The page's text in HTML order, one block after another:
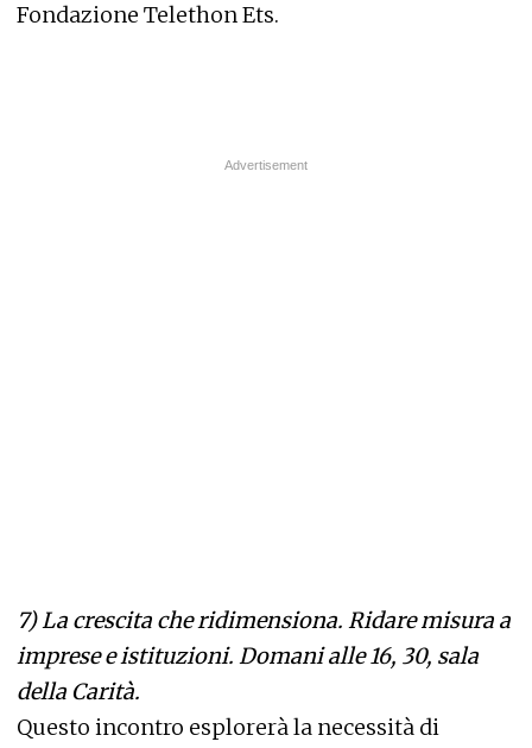
Fondazione Telethon Ets.
7)La crescita che ridimensiona. Ridare misura a
imprese e istituzioni. Domani alle 16, 30, sala
della Carità.
Questo incontro esplorerà la necessità di